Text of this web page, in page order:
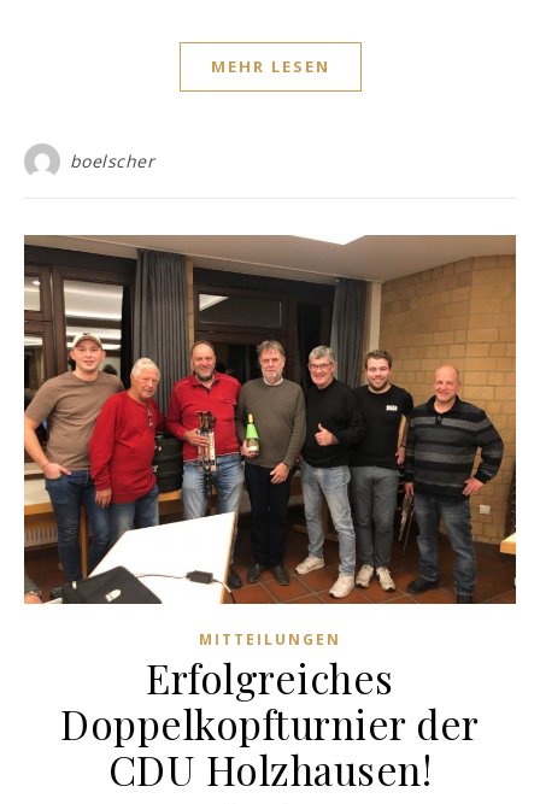
MEHR LESEN
boelscher
MITTEILUNGEN
Erfolgreiches
Doppelkopfturnier der
CDU Holzhausen!